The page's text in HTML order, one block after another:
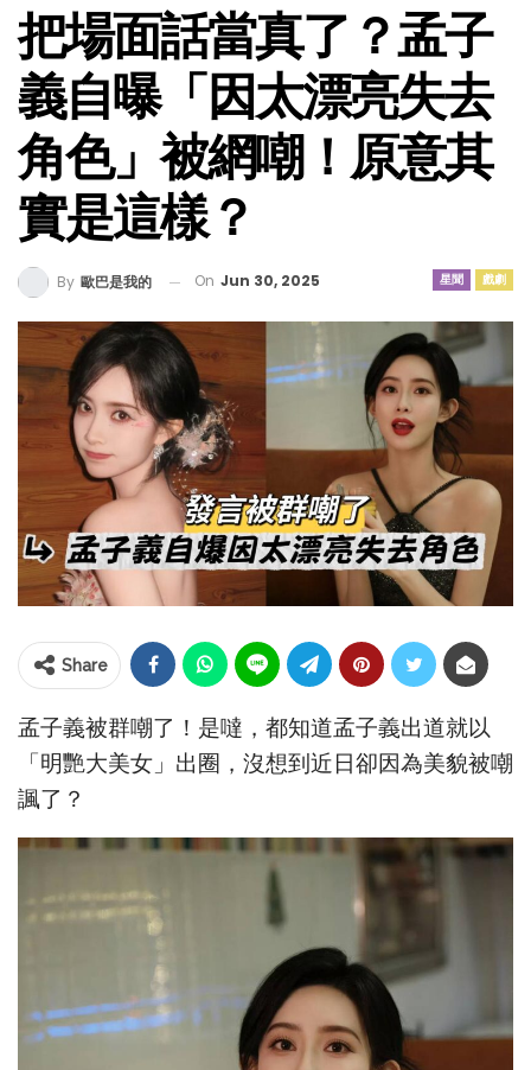
把場面話當真了？孟子
義自曝「因太漂亮失去
角色」被網嘲！原意其
實是這樣？
星聞 戲劇
By 歐巴是我的 On Jun 30, 2025
Share
孟子義被群嘲了！是噠，都知道孟子義出道就以
「明艷大美女」出圈，沒想到近日卻因為美貌被嘲
諷了？